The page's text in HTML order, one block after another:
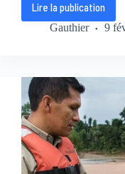
Lire la publication
« La
Provence
:
immersion
au
cœur
des
Alpilles
sur
Seasons
Gauthier 9